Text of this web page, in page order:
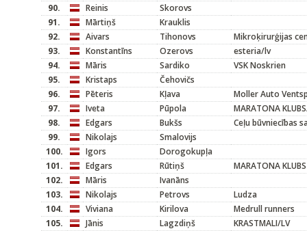
90.
Reinis
Skorovs
91.
Mārtiņš
Krauklis
92.
Aivars Tihonovs
Mikroķirurģijas
93.
Konstantīns Ozerovs
esteria/lv
94.
Māris Sardiko
VSK Noskrien
95.
Kristaps
Čehovičs
96.
Pēteris Kļava
Moller Auto
97.
Iveta Pūpola
MARATONA
98.
Edgars Bukšs
Ceļu būvniecības
99.
Nikolajs
Smalovijs
100.
Igors
Dorogokupļa
101.
Edgars Rūtiņš
MARATONA KLUBS
102.
Māris
Ivanāns
103.
Nikolajs Petrovs
Ludza
104.
Viviana Kirilova
Medrull runners
105.
Jānis Lagzdiņš
KRASTMALI/LV